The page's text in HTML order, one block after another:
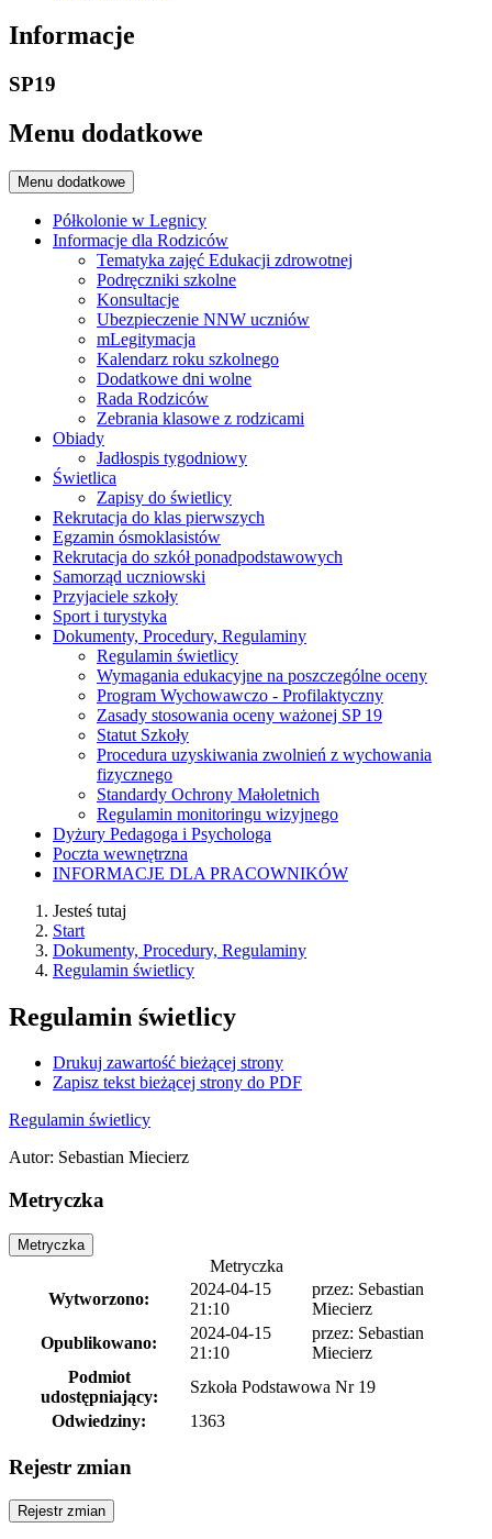
Informacje
SP19
Menu dodatkowe
Menu dodatkowe
Półkolonie w Legnicy
Informacje dla Rodziców
Tematyka zajęć Edukacji zdrowotnej
Podręczniki szkolne
Konsultacje
Ubezpieczenie NNW uczniów
mLegitymacja
Kalendarz roku szkolnego
Dodatkowe dni wolne
Rada Rodziców
Zebrania klasowe z rodzicami
Obiady
Jadłospis tygodniowy
Świetlica
Zapisy do świetlicy
Rekrutacja do klas pierwszych
Egzamin ósmoklasistów
Rekrutacja do szkół ponadpodstawowych
Samorząd uczniowski
Przyjaciele szkoły
Sport i turystyka
Dokumenty, Procedury, Regulaminy
Regulamin świetlicy
Wymagania edukacyjne na poszczególne oceny
Program Wychowawczo - Profilaktyczny
Zasady stosowania oceny ważonej SP 19
Statut Szkoły
Procedura uzyskiwania zwolnień z wychowania
fizycznego
Standardy Ochrony Małoletnich
Regulamin monitoringu wizyjnego
Dyżury Pedagoga i Psychologa
Poczta wewnętrzna
INFORMACJE DLA PRACOWNIKÓW
Jesteś tutaj
Start
Dokumenty, Procedury, Regulaminy
Regulamin świetlicy
Regulamin świetlicy
Drukuj zawartość bieżącej strony
Zapisz tekst bieżącej strony do PDF
Regulamin świetlicy
Autor: Sebastian Miecierz
Metryczka
Metryczka
Metryczka
Wytworzono:
2024-04-15
21:10
przez: Sebastian
Miecierz
Opublikowano:
2024-04-15
21:10
przez: Sebastian
Miecierz
Podmiot
udostępniający:
Szkoła Podstawowa Nr 19
Odwiedziny:
1363
Rejestr zmian
Rejestr zmian